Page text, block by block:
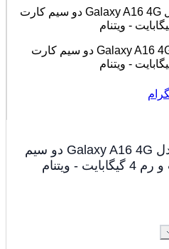
گوشی موبایل سامسونگ مدل Galaxy A16 4G دو سیم کارت
گوشی موبایل سامسونگ مدل Galaxy A16 4G دو سیم